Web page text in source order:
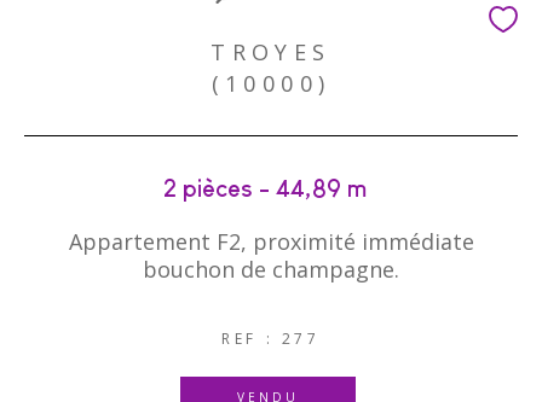
TROYES
(10000)
2 pièces - 44,89 m²
Appartement F2, proximité immédiate
bouchon de champagne.
REF : 277
VENDU